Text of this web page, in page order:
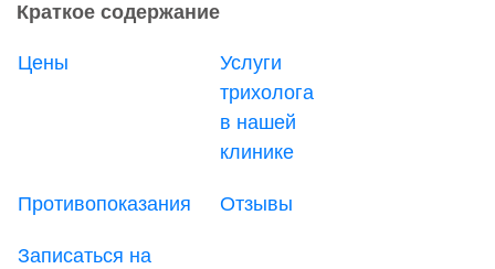
Краткое содержание
Цены
Услуги
трихолога
в нашей
клинике
Противопоказания Отзывы
Записаться на